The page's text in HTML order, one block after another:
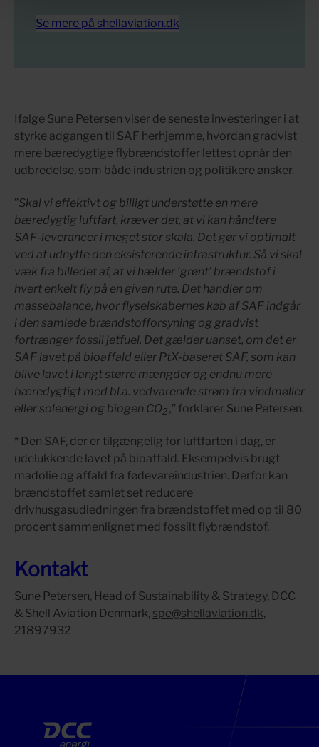
Se mere på shellaviation.dk
Ifølge Sune Petersen viser de seneste investeringer i at
styrke adgangen til SAF herhjemme, hvordan gradvist
mere bæredygtige flybrændstoffer lettest opnår den
udbredelse, som både industrien og politikere ønsker.
”Skal vi effektivt og billigt understøtte en mere
bæredygtig luftfart, kræver det, at vi kan håndtere
SAF-leverancer i meget stor skala. Det gør vi optimalt
ved at udnytte den eksisterende infrastruktur. Så vi skal
væk fra billedet af, at vi hælder ’grønt’ brændstof i
hvert enkelt fly på en given rute. Det handler om
massebalance, hvor flyselskabernes køb af SAF indgår
i den samlede brændstofforsyning og gradvist
fortrænger fossil jetfuel. Det gælder uanset, om det er
SAF lavet på bioaffald eller PtX-baseret SAF, som kan
blive lavet i langt større mængder og endnu mere
bæredygtigt med bl.a. vedvarende strøm fra vindmøller
eller solenergi og biogen CO2 ,” forklarer Sune Petersen.
* Den SAF, der er tilgængelig for luftfarten i dag, er
udelukkende lavet på bioaffald. Eksempelvis brugt
madolie og affald fra fødevareindustrien. Derfor kan
brændstoffet samlet set reducere
drivhusgasudledningen fra brændstoffet med op til 80
procent sammenlignet med fossilt flybrændstof.
Kontakt
Sune Petersen, Head of Sustainability & Strategy, DCC
& Shell Aviation Denmark, spe@shellaviation.dk,
21897932